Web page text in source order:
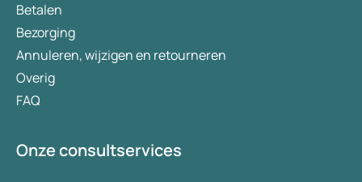
Betalen
Bezorging
Annuleren, wijzigen en retourneren
Overig
FAQ
Onze consultservices